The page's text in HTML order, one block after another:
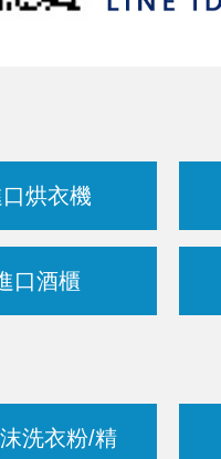
烘衣機
口酒櫃
洗衣粉/精